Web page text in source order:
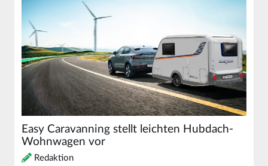
Easy Caravanning stellt leichten Hubdach-
Wohnwagen vor
Redaktion